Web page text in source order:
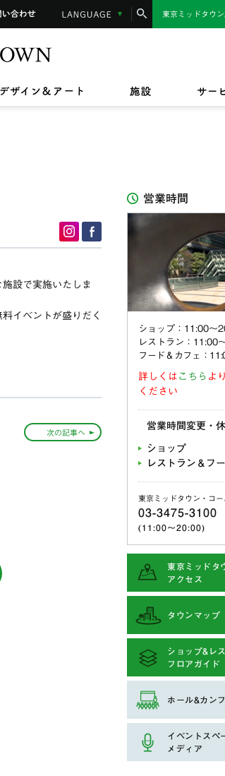
スペース&メディア
お問い合わせ LANGUAGE東京ミッドタウ
&フード デザイン&アート施設
2026/7/17(金)〜8/16(日)
ASHIMIZU（PARASOLS GARDEN）
ン》新規ご入会キャンペーン
東京ミッドタウン オフィス ビルボードライ
コンシェルジュサービス
ペット同伴のお客様へ
設で実施いたしま
イベントが盛りだく
次の記事へ
営業時間
ショップ：11:00〜
レストラン：11:00
フード＆カフェ：
詳しくは こちら よ
ください
営業時間変更・
ショップ
レストラン＆フ
東京ミッドタウン・コー
03-3475-3100
(11:00〜20:00)
東京ミッドタ
アクセス
タウンマップ
ショップ&レ
フロアガイド
ホール&カン
イベントスペ
メディア